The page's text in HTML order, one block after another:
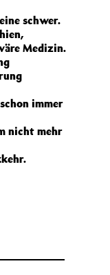
schwer.
Medizin.
immer
nicht mehr